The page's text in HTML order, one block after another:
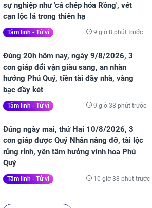
sự nghiệp như 'cá chép hóa Rồng', vét
cạn lộc lá trong thiên hạ
Tâm linh - Tử vi 9 giờ 8 phút trước
Đúng 20h hôm nay, ngày 9/8/2026, 3
con giáp đổi vận giàu sang, an nhàn
hưởng Phú Quý, tiền tài đầy nhà, vàng
bạc đầy két
Tâm linh - Tử vi 9 giờ 38 phút trước
Đúng ngày mai, thứ Hai 10/8/2026, 3
con giáp được Quý Nhân nâng đỡ, tài lộc
rủng rỉnh, yên tâm hưởng vinh hoa Phú
Quý
Tâm linh - Tử vi 10 giờ 38 phút trước